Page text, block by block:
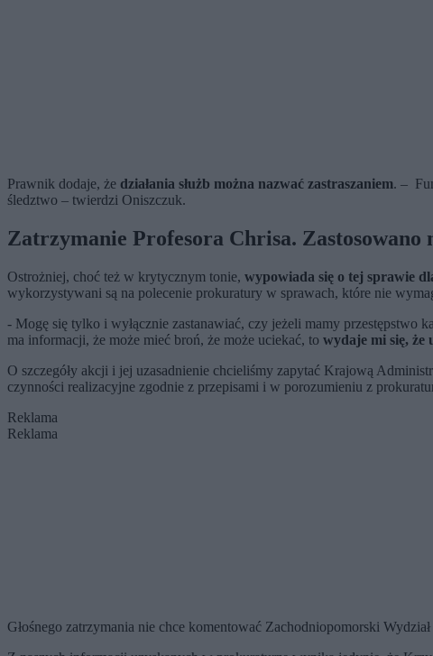
Prawnik dodaje, że działania służb można nazwać zastraszaniem. –
śledztwo – twierdzi Oniszczuk.
Zatrzymanie Profesora Chrisa. Zastosowano
Ostrożniej, choć też w krytycznym tonie, wypowiada się o tej sprawie
wykorzystywani są na polecenie prokuratury w sprawach, które nie
- Mogę się tylko i wyłącznie zastanawiać, czy jeżeli mamy przestępstwo
ma informacji, że może mieć broń, że może uciekać, to wydaje mi się, że
O szczegóły akcji i jej uzasadnienie chcieliśmy zapytać Krajową
czynności realizacyjne zgodnie z przepisami i w porozumieniu z
Reklama
Reklama
Głośnego zatrzymania nie chce komentować Zachodniopomorski